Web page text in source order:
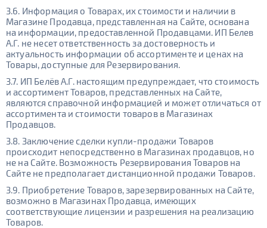
3.6. Информация о Товарах, их стоимости и наличии в
Магазине Продавца, представленная на Сайте, основана
на информации, предоставленной Продавцами. ИП Белев
А.Г. не несет ответственность за достоверность и
актуальность информации об ассортименте и ценах на
Товары, доступные для Резервирования.
3.7. ИП Белёв А.Г. настоящим предупреждает, что стоимость
и ассортимент Товаров, представленных на Сайте,
являются справочной информацией и может отличаться от
ассортимента и стоимости товаров в Магазинах
Продавцов.
3.8. Заключение сделки купли-продажи Товаров
происходит непосредственно в Магазинах продавцов, но
не на Сайте. Возможность Резервирования Товаров на
Сайте не предполагает дистанционной продажи Товаров.
3.9. Приобретение Товаров, зарезервированных на Сайте,
возможно в Магазинах Продавца, имеющих
соответствующие лицензии и разрешения на реализацию
Товаров.